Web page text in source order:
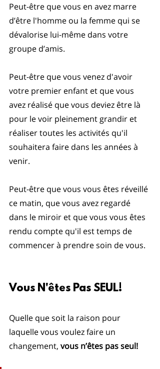
Peut-être que vous en avez marre
d’être l'homme ou la femme qui se
dévalorise lui-même dans votre
groupe d’amis.
Peut-être que vous venez d'avoir
votre premier enfant et que vous
avez réalisé que vous deviez être là
pour le voir pleinement grandir et
réaliser toutes les activités qu'il
souhaitera faire dans les années à
venir.
Peut-être que vous vous êtes réveillé
ce matin, que vous avez regardé
dans le miroir et que vous vous êtes
rendu compte qu'il est temps de
commencer à prendre soin de vous.
Vous N'êtes Pas SEUL!
Quelle que soit la raison pour
laquelle vous voulez faire un
changement, vous n’êtes pas seul!